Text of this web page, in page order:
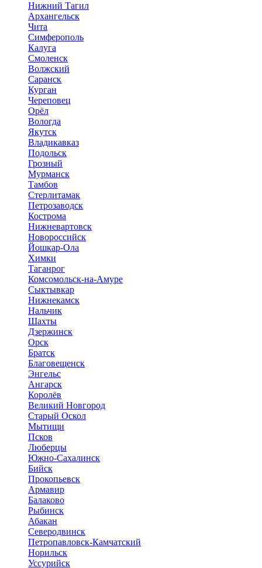
Нижний Тагил
Архангельск
Чита
Симферополь
Калуга
Смоленск
Волжский
Саранск
Курган
Череповец
Орёл
Вологда
Якутск
Владикавказ
Подольск
Грозный
Мурманск
Тамбов
Стерлитамак
Петрозаводск
Кострома
Нижневартовск
Новороссийск
Йошкар-Ола
Химки
Таганрог
Комсомольск-на-Амуре
Сыктывкар
Нижнекамск
Нальчик
Шахты
Дзержинск
Орск
Братск
Благовещенск
Энгельс
Ангарск
Королёв
Великий Новгород
Старый Оскол
Мытищи
Псков
Люберцы
Южно-Сахалинск
Бийск
Прокопьевск
Армавир
Балаково
Рыбинск
Абакан
Северодвинск
Петропавловск-Камчатский
Норильск
Уссурийск